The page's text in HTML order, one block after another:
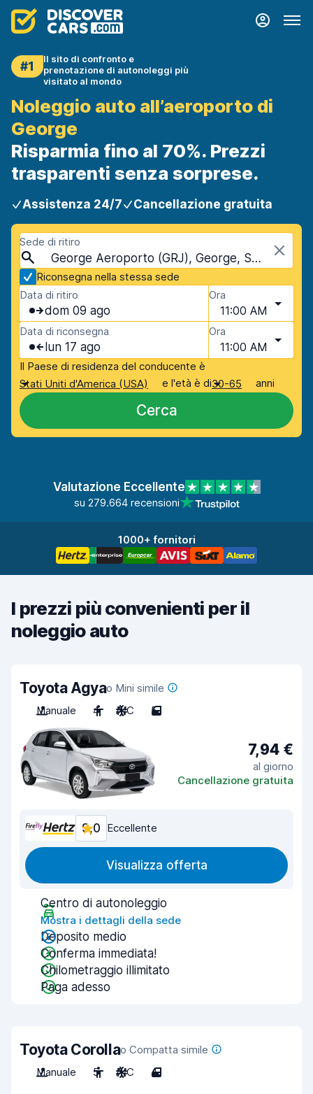
#1
Il sito di confronto e
prenotazione di autonoleggi più
visitato al mondo
Noleggio auto all’aeroporto di
George
Risparmia fino al 70%. Prezzi
trasparenti senza sorprese.
Assistenza 24/7 Cancellazione gratuita
Sede di ritiro
George Aeroporto (GRJ), George, Sudafrica
Riconsegna nella stessa sede
Data di ritiro
dom 09 ago
Ora
11:00 AM
Data di riconsegna
lun 17 ago
Ora
11:00 AM
Il Paese di residenza del conducente è
Stati Uniti d'America (USA)
e l'età è di30-65 anni
Cerca
Valutazione Eccellente
su 279.664 recensioni
1000+ fornitori
I prezzi più convenienti per il
noleggio auto
Toyota Agyao Mini simile
Manuale
4 A/C 5
7,94 €
al giorno
Cancellazione gratuita
9,0 Eccellente
Visualizza offerta
Centro di autonoleggio
Mostra i dettagli della sede
Deposito medio
Conferma immediata!
Chilometraggio illimitato
Paga adesso
Toyota Corollao Compatta simile
Manuale
5 A/C 4